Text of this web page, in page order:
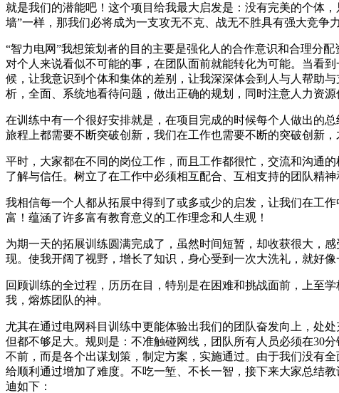
就是我们的潜能吧！这个项目给我最大启发是：没有完美的个体
墙”一样，那我们必将成为一支攻无不克、战无不胜具有强大竞争
“智力电网”我想策划者的目的主要是强化人的合作意识和合理分
对个人来说看似不可能的事，在团队面前就能转化为可能。当看
候，让我意识到个体和集体的差别，让我深深体会到人与人帮助
析，全面、系统地看待问题，做出正确的规划，同时注意人力资
在训练中有一个很好安排就是，在项目完成的时候每个人做出的
旅程上都需要不断突破创新，我们在工作也需要不断的突破创新，
平时，大家都在不同的岗位工作，而且工作都很忙，交流和沟通
了解与信任。树立了在工作中必须相互配合、互相支持的团队精神
我相信每一个人都从拓展中得到了或多或少的启发，让我们在工
富！蕴涵了许多富有教育意义的工作理念和人生观！
为期一天的拓展训练圆满完成了，虽然时间短暂，却收获很大，
现。使我开阔了视野，增长了知识，身心受到一次大洗礼，就好
回顾训练的全过程，历历在目，特别是在困难和挑战面前，上至
我，熔炼团队的神。
尤其在通过电网科目训练中更能体验出我们的团队奋发向上，处
但都不够足大。规则是：不准触碰网线，团队所有人员必须在30
不前，而是各个出谋划策，制定方案，实施通过。由于我们没有
给顺利通过增加了难度。不吃一堑、不长一智，接下来大家总结
迪如下：